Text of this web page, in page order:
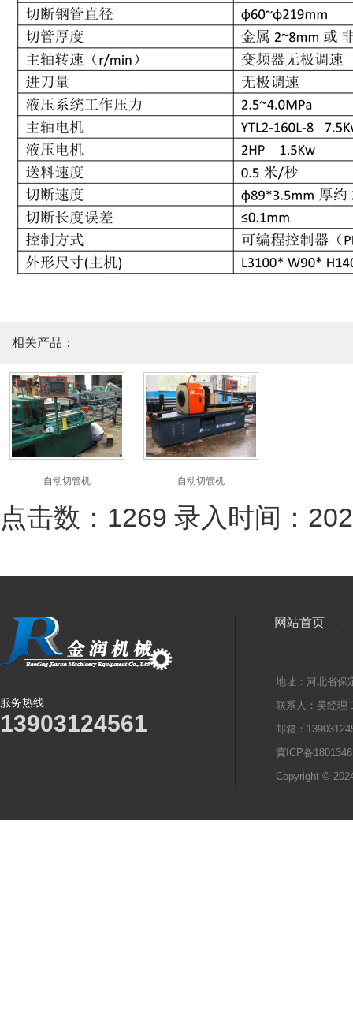
相关产品：
自动切管机 自动切管机
点击数：1269 录入时间：
服务热线
13903124561
网站首页 -
地址：河北省保
联系人：吴经理
邮箱：
冀ICP备
Copyright ©